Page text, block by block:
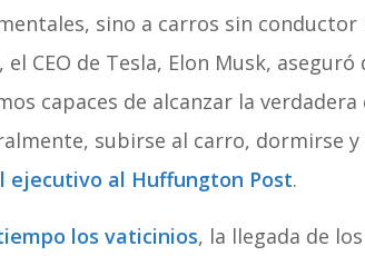
sino a carros sin conductor
el CEO de Tesla, Elon Musk,
capaces de alcanzar la
subirse al carro, dormirse
ejecutivo al Huffungton Post.
los vaticinios, la llegada de